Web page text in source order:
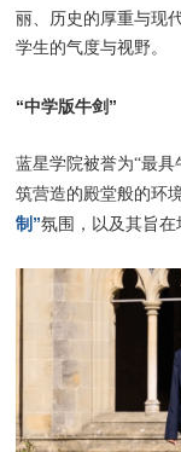
丽、历史的厚重与现
学生的气度与视野。
“中学版牛剑”
蓝星学院被誉为“最
筑营造的殿堂般的环
制”氛围，以及其旨在